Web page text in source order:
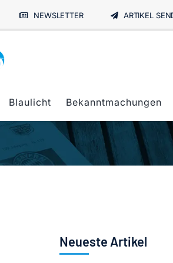
NEWSLETTER ARTIKEL
Blaulicht Bekanntmachungen
Neueste Artikel